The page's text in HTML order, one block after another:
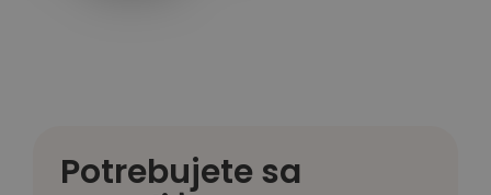
Potrebujete sa